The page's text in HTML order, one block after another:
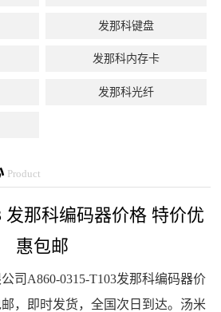
发那科键盘
发那科内存卡
发那科光纤
Product
发那科编码器价格 特价优
惠包邮
司A860-0315-T103发那科编码器价
，即时发货，全国次日到达。汤米